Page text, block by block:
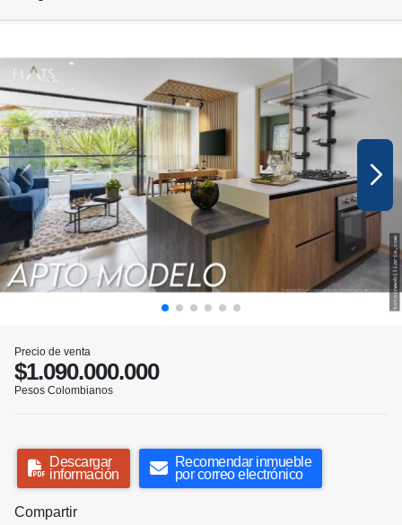
Precio de venta
$1.090.000.000
Pesos Colombianos
Descargar
información
Recomendar inmueble
por correo electrónico
Compartir